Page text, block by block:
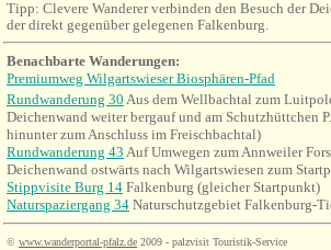
Tipp: Clevere Wanderer verbinden den Besuch der
der direkt gegenüber gelegenen Falkenburg.
Benachbarte Wanderungen:
Premiumweg Wilgartswieser Biosphären-Pfad
Rundwanderung 30 Aus dem Wellbachtal zum
Deichenwand weiter bergauf und am Schutzhüttchen
hinunter zum Anschluss im Freischbachtal)
Rundwanderung 43 Auf Umwegen zum Annweiler
Deichenwand ostwärts nach Wilgartswiesen zum
Stippvisite Burg 14 Falkenburg (gleicher Startpunkt)
Naturspaziergang 34 Naturschutzgebiet Falkenburg-
© www.wanderportal-pfalz.de 2009 - palzvisit Touristik-Service